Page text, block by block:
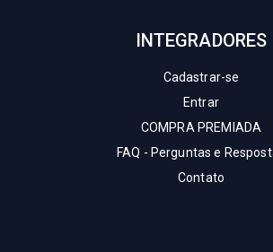
INTEGRADORES
Cadastrar-se
Entrar
COMPRA PREMIADA
FAQ - Perguntas e
Contato